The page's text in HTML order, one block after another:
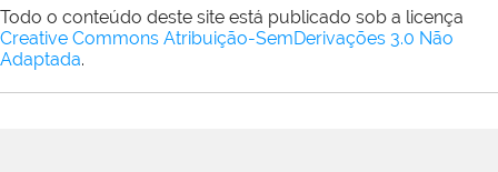
Todo o conteúdo deste site está publicado sob a licença
Creative Commons Atribuição-SemDerivações 3.0 Não
Adaptada.